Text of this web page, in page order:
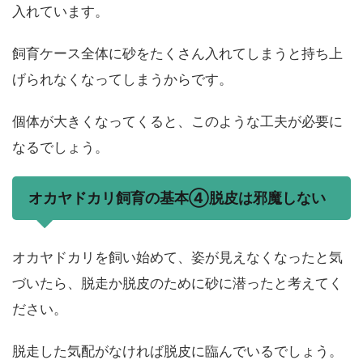
入れています。
飼育ケース全体に砂をたくさん入れてしまうと持ち上
げられなくなってしまうからです。
個体が大きくなってくると、このような工夫が必要に
なるでしょう。
オカヤドカリ飼育の基本④脱皮は邪魔しない
オカヤドカリを飼い始めて、姿が見えなくなったと気
づいたら、脱走か脱皮のために砂に潜ったと考えてく
ださい。
脱走した気配がなければ脱皮に臨んでいるでしょう。